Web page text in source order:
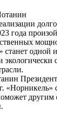
года
станет одной
экологически
«Норникель»
другим